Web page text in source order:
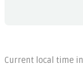
Current local time in